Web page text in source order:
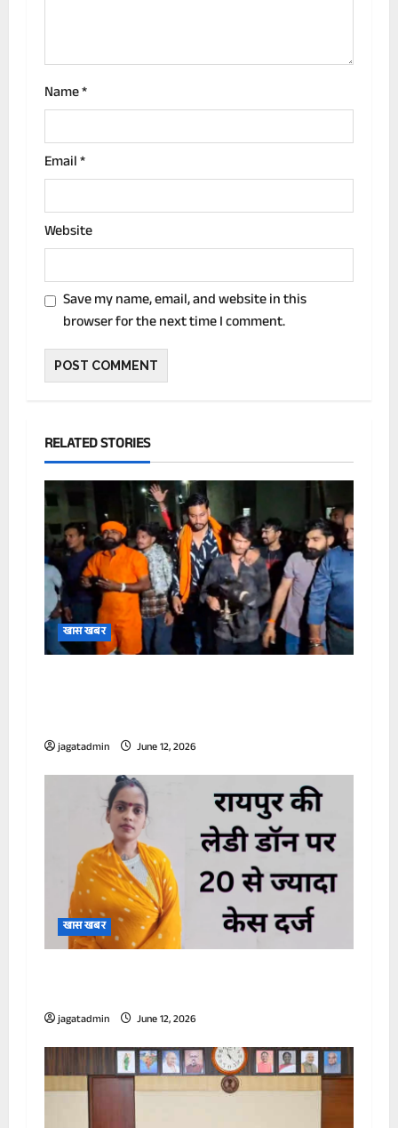
o
n
Name*
Email*
Website
Save my name, email, and website in this
browser for the next time I comment.
RELATED STORIES
खास खबर
jagatadmin June 12, 2026
खास खबर
jagatadmin June 12, 2026